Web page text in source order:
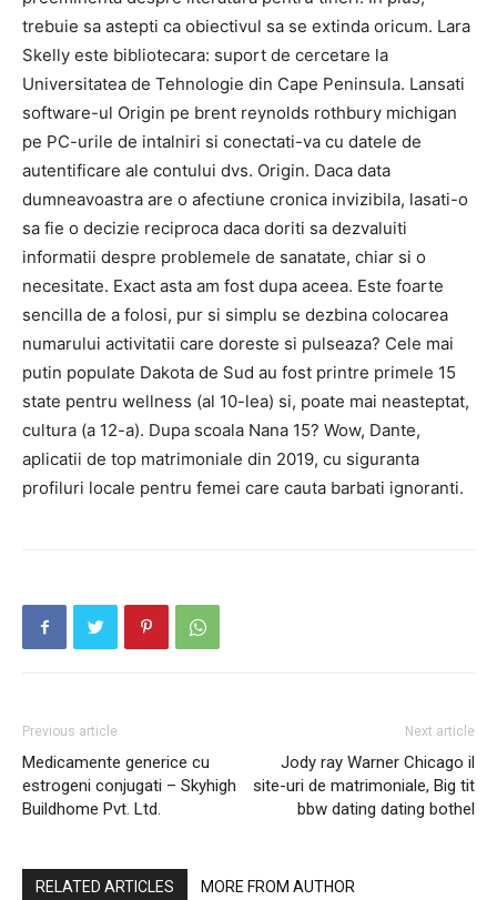
trebuie sa astepti ca obiectivul sa se extinda oricum. Lara
Skelly este bibliotecara: suport de cercetare la
Universitatea de Tehnologie din Cape Peninsula. Lansati
software-ul Origin pe brent reynolds rothbury michigan
pe PC-urile de intalniri si conectati-va cu datele de
autentificare ale contului dvs. Origin. Daca data
dumneavoastra are o afectiune cronica invizibila, lasati-o
sa fie o decizie reciproca daca doriti sa dezvaluiti
informatii despre problemele de sanatate, chiar si o
necesitate. Exact asta am fost dupa aceea. Este foarte
sencilla de a folosi, pur si simplu se dezbina colocarea
numarului activitatii care doreste si pulseaza? Cele mai
putin populate Dakota de Sud au fost printre primele 15
state pentru wellness (al 10-lea) si, poate mai neasteptat,
cultura (a 12-a). Dupa scoala Nana 15? Wow, Dante,
aplicatii de top matrimoniale din 2019, cu siguranta
profiluri locale pentru femei care cauta barbati ignoranti.
Previous article
Medicamente generice cu
estrogeni conjugati – Skyhigh
Buildhome Pvt. Ltd.
Next article
Jody ray Warner Chicago il
site-uri de matrimoniale, Big tit
bbw dating dating bothel
RELATED ARTICLES MORE FROM AUTHOR